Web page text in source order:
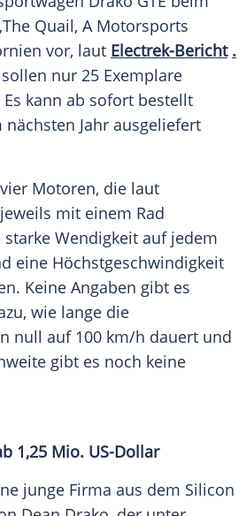
Quail, A Motorsports
vor, laut Electrek-Bericht .
sollen nur 25 Exemplare
kann ab sofort bestellt
Jahr ausgeliefert
Motoren, die laut
mit einem Rad
Wendigkeit auf jedem
eine Höchstgeschwindigkeit
Keine Angaben gibt es
wie lange die
null auf 100 km/h dauert und
gibt es noch keine
1,25 Mio. US-Dollar
junge Firma aus dem Silicon